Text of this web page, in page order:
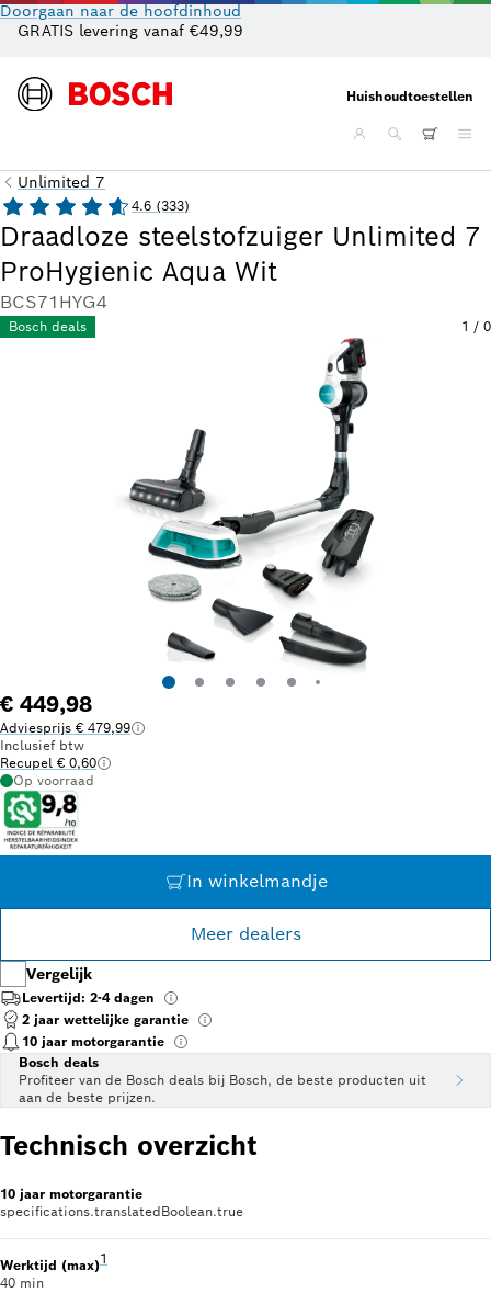
Doorgaan naar de hoofdinhoud
GRATIS levering vanaf €49,99
Huishoudtoestellen
Unlimited 7
Draadloze steelstofzuiger Unlimited 7
ProHygienic Aqua Wit
BCS71HYG4
4.6 (333)
Bosch deals 1 / 0
€ 449,98
Adviesprijs € 479,99
Inclusief btw
Recupel € 0,60
Op voorraad
In winkelmandje
Meer dealers
Vergelijk
Levertijd: 2-4 dagen
2 jaar wettelijke garantie
10 jaar motorgarantie
Bosch deals
Profiteer van de Bosch deals bij Bosch, de beste producten uit
aan de beste prijzen.
Technisch overzicht
10 jaar motorgarantie
specifications.translatedBoolean.true
Werktijd (max)Voetnoot 1: Only valid for vacuum cleaner rechargeable:
1
40 min